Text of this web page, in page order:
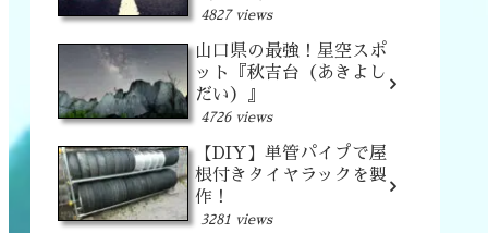
4827 views
山口県の最強！星空スポ
ット『秋吉台（あきよし
だい）』
4726 views
【DIY】単管パイプで屋
根付きタイヤラックを製
作！
3281 views